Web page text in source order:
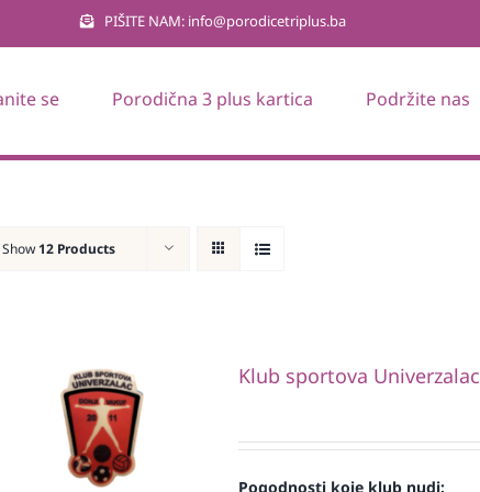
PIŠITE NAM: info@porodicetriplus.ba
se Porodična 3 plus kartica Podržite nas
Show 12 Products
Klub sportova Univerzalac
Pogodnosti koje klub nudi: